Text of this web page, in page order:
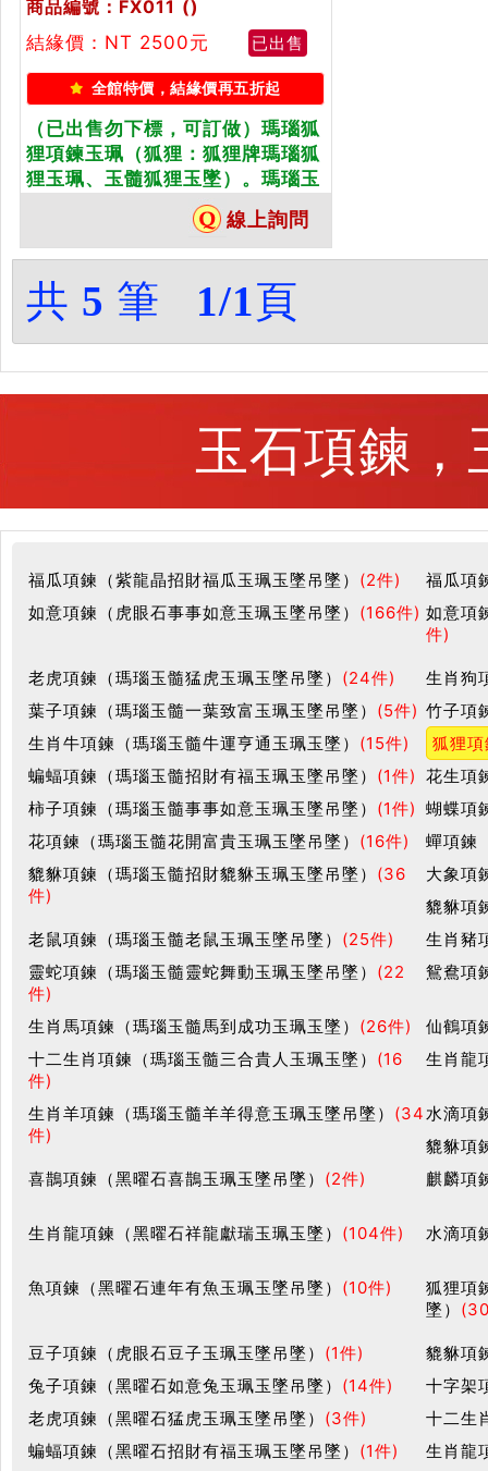
商品編號：FX011 ()
結緣價：NT 2500元
已出售
全館特價，結緣價再五折起
（已出售勿下標，可訂做）瑪瑙狐
狸項鍊玉珮（狐狸：狐狸牌瑪瑙狐
狸玉珮、玉髓狐狸玉墜）。瑪瑙玉
髓狐狸，FX011。客製化訂做各種
瑪瑙玉髓狐狸吊墜玉珮項鍊。★東
方翡翠寶石保證卡
線上詢問
共 5 筆 1/1頁
玉石項鍊
福瓜項鍊（紫龍晶招財福瓜玉珮玉墜吊墜） (2件)
福瓜項
如意項鍊（虎眼石事事如意玉珮玉墜吊墜） (166件) 如意項
件)
老虎項鍊（瑪瑙玉髓猛虎玉珮玉墜吊墜） (24件)
生肖狗
葉子項鍊（瑪瑙玉髓一葉致富玉珮玉墜吊墜） (5件) 竹子項
生肖牛項鍊（瑪瑙玉髓牛運亨通玉珮玉墜） (15件)
狐狸
蝙蝠項鍊（瑪瑙玉髓招財有福玉珮玉墜吊墜） (1件) 花生項
柿子項鍊（瑪瑙玉髓事事如意玉珮玉墜吊墜） (1件) 蝴蝶項
花項鍊（瑪瑙玉髓花開富貴玉珮玉墜吊墜） (16件)
蟬項鍊
貔貅項鍊（瑪瑙玉髓招財貔貅玉珮玉墜吊墜） (36
件)
大象項
貔貅項
老鼠項鍊（瑪瑙玉髓老鼠玉珮玉墜吊墜） (25件)
生肖豬
靈蛇項鍊（瑪瑙玉髓靈蛇舞動玉珮玉墜吊墜） (22
件)
鴛鴦項
生肖馬項鍊（瑪瑙玉髓馬到成功玉珮玉墜） (26件)
仙鶴項
十二生肖項鍊（瑪瑙玉髓三合貴人玉珮玉墜） (16
件)
生肖龍
生肖羊項鍊（瑪瑙玉髓羊羊得意玉珮玉墜吊墜） (34
件)
水滴項
貔貅項
喜鵲項鍊（黑曜石喜鵲玉珮玉墜吊墜） (2件) 麒麟項
生肖龍項鍊（黑曜石祥龍獻瑞玉珮玉墜） (104件) 水滴項
魚項鍊（黑曜石連年有魚玉珮玉墜吊墜） (10件)
狐狸項
墜）
豆子項鍊（虎眼石豆子玉珮玉墜吊墜） (1件)
貔貅項
兔子項鍊（黑曜石如意兔玉珮玉墜吊墜） (14件)
十字架
老虎項鍊（黑曜石猛虎玉珮玉墜吊墜） (3件)
十二生
蝙蝠項鍊（黑曜石招財有福玉珮玉墜吊墜） (1件)
生肖龍